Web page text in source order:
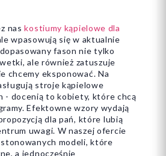
naskostiumy kąpielowe dla
wpasowują się w aktualnie
fason nie tylko
ale również zatuszuje
chcemy eksponować. Na
stroje kąpielowe
- docenią to kobiety, które chcą
Efektowne wzory wydają
dla pań, które lubią
uwagi. W naszej ofercie
modeli, które
a jednocześnie